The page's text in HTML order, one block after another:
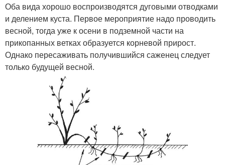
Оба вида хорошо воспроизводятся дуговыми отводками
и делением куста. Первое мероприятие надо проводить
весной, тогда уже к осени в подземной части на
прикопанных ветках образуется корневой прирост.
Однако пересаживать получившийся саженец следует
только будущей весной.